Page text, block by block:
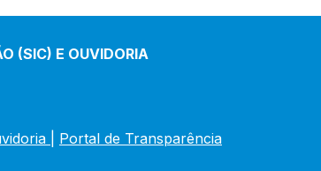
(SIC) E OUVIDORIA
Portal de Transparência